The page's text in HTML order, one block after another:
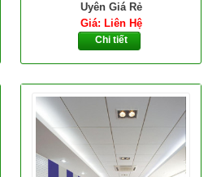
Uyên Giá Rẻ
Giá: Liên Hệ
Chi tiết